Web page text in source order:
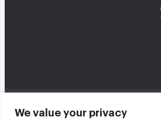
We value your privacy
คณะสถิติประยุกต์ อาคารนวมินทราธิราช ชั้น 12 เลข